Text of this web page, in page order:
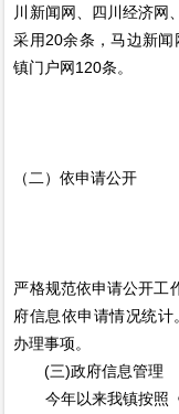
川新闻网、四川经济网
采用20余条，马边新闻
镇门户网120条。
（二）依申请公开
严格规范依申请公开工
府信息依申请情况统
办理事项。
(三)政府信息管理
今年以来我镇按照《